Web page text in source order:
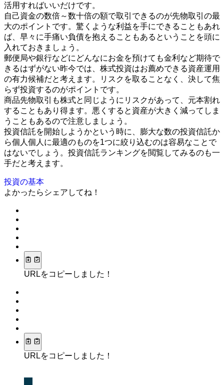
活用すればいいだけです。
自己資金の数倍～数十倍の額で取引できるのが先物取引の最
大のポイントです。驚くような利益を手にできることもあれ
ば、早々に手痛い負債を抱えることもあるということを頭に
入れておきましょう。
郵便局や銀行などにどんなにお金を預けても金利など期待で
きるはずがない昨今では、株式投資はお薦めできる資産運用
の有力候補だと考えます。リスクを取ることなく、決して焦
らず投資するのがポイントです。
商品先物取引も株式と同じようにリスクがあって、元本割れ
することもあり得ます。悪くすると資産が大きく減ってしま
うこともあるので注意しましょう。
投資信託を開始しようかという時に、膨大な数の投資信託か
ら個人個人に最適のものを1つに絞り込むのは容易なことで
はないでしょう。投資信託ランキングを閲覧してみるのも一
手だと考えます。
投資の基本
よかったらシェアしてね！
URLをコピーしました！
URLをコピーしました！